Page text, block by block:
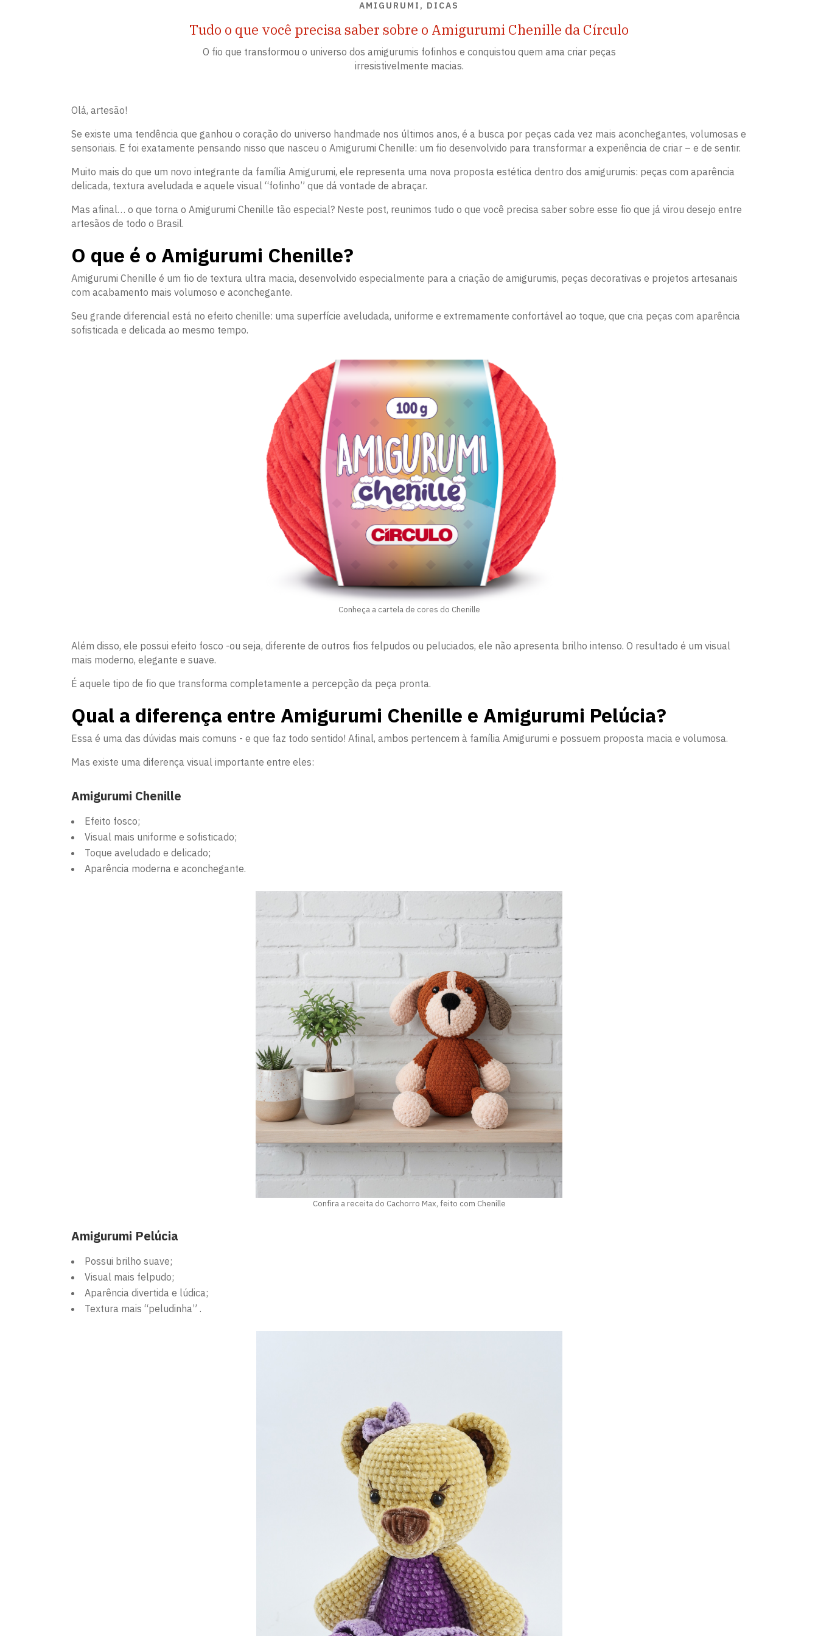
AMIGURUMI, DICAS
Tudo o que você precisa saber sobre o Amigurumi Chenille da Círculo
O fio que transformou o universo dos amigurumis fofinhos e conquistou quem ama criar peças
irresistivelmente macias.
Olá, artesão!
Se existe uma tendência que ganhou o coração do universo handmade nos últimos anos, é a busca por peças cada vez mais aconchegantes, volumosas e
sensoriais. E foi exatamente pensando nisso que nasceu o Amigurumi Chenille: um fio desenvolvido para transformar a experiência de criar – e de sentir.
Muito mais do que um novo integrante da família Amigurumi, ele representa uma nova proposta estética dentro dos amigurumis: peças com aparência
delicada, textura aveludada e aquele visual “fofinho” que dá vontade de abraçar.
Mas afinal… o que torna o Amigurumi Chenille tão especial? Neste post, reunimos tudo o que você precisa saber sobre esse fio que já virou desejo entre
artesãos de todo o Brasil.
O que é o Amigurumi Chenille?
Amigurumi Chenille é um fio de textura ultra macia, desenvolvido especialmente para a criação de amigurumis, peças decorativas e projetos artesanais
com acabamento mais volumoso e aconchegante.
Seu grande diferencial está no efeito chenille: uma superfície aveludada, uniforme e extremamente confortável ao toque, que cria peças com aparência
sofisticada e delicada ao mesmo tempo.
Conheça a cartela de cores do Chenille
Além disso, ele possui efeito fosco -ou seja, diferente de outros fios felpudos ou peluciados, ele não apresenta brilho intenso. O resultado é um visual
mais moderno, elegante e suave.
É aquele tipo de fio que transforma completamente a percepção da peça pronta.
Qual a diferença entre Amigurumi Chenille e Amigurumi Pelúcia?
Essa é uma das dúvidas mais comuns - e que faz todo sentido! Afinal, ambos pertencem à família Amigurumi e possuem proposta macia e volumosa.
Mas existe uma diferença visual importante entre eles:
Amigurumi Chenille
Efeito fosco;
Visual mais uniforme e sofisticado;
Toque aveludado e delicado;
Aparência moderna e aconchegante.
Confira a receita do Cachorro Max, feito com Chenille
Amigurumi Pelúcia
Possui brilho suave;
Visual mais felpudo;
Aparência divertida e lúdica;
Textura mais “peludinha” .